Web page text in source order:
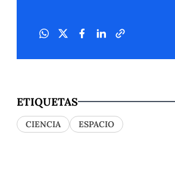
ETIQUETAS
CIENCIA ESPACIO